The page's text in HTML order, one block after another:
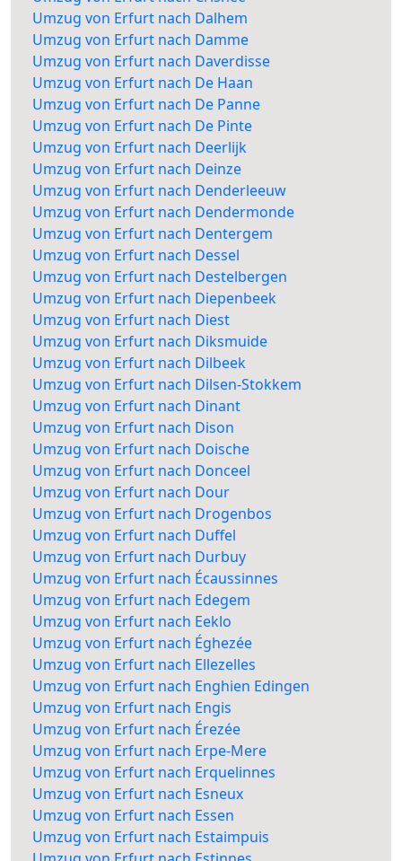
Umzug von Erfurt nach Dalhem
Umzug von Erfurt nach Damme
Umzug von Erfurt nach Daverdisse
Umzug von Erfurt nach De Haan
Umzug von Erfurt nach De Panne
Umzug von Erfurt nach De Pinte
Umzug von Erfurt nach Deerlijk
Umzug von Erfurt nach Deinze
Umzug von Erfurt nach Denderleeuw
Umzug von Erfurt nach Dendermonde
Umzug von Erfurt nach Dentergem
Umzug von Erfurt nach Dessel
Umzug von Erfurt nach Destelbergen
Umzug von Erfurt nach Diepenbeek
Umzug von Erfurt nach Diest
Umzug von Erfurt nach Diksmuide
Umzug von Erfurt nach Dilbeek
Umzug von Erfurt nach Dilsen-Stokkem
Umzug von Erfurt nach Dinant
Umzug von Erfurt nach Dison
Umzug von Erfurt nach Doische
Umzug von Erfurt nach Donceel
Umzug von Erfurt nach Dour
Umzug von Erfurt nach Drogenbos
Umzug von Erfurt nach Duffel
Umzug von Erfurt nach Durbuy
Umzug von Erfurt nach Écaussinnes
Umzug von Erfurt nach Edegem
Umzug von Erfurt nach Eeklo
Umzug von Erfurt nach Éghezée
Umzug von Erfurt nach Ellezelles
Umzug von Erfurt nach Enghien Edingen
Umzug von Erfurt nach Engis
Umzug von Erfurt nach Érezée
Umzug von Erfurt nach Erpe-Mere
Umzug von Erfurt nach Erquelinnes
Umzug von Erfurt nach Esneux
Umzug von Erfurt nach Essen
Umzug von Erfurt nach Estaimpuis